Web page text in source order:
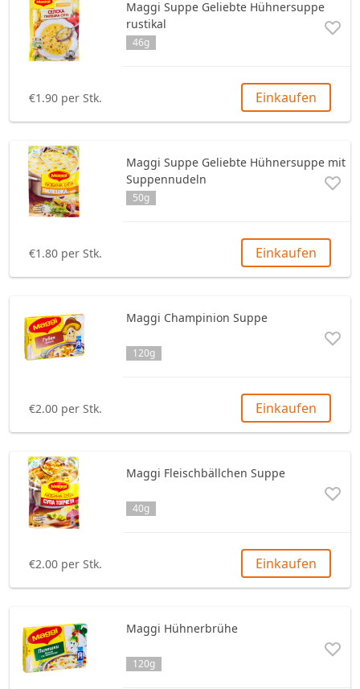
Pastete
Andere
Schokolade
Türkisches Lokum
Andere
Fisch
Fleisch
Bake Rolls
Andere
Maggi Suppe Geliebte Hühnersuppe
rustikal
46g
€1.90 per Stk. Einkaufen
Maggi Suppe Geliebte Hühnersuppe mit
Suppennudeln
50g
€1.80 per Stk. Einkaufen
Maggi Champinion Suppe
120g
€2.00 per Stk. Einkaufen
Maggi Fleischbällchen Suppe
40g
€2.00 per Stk. Einkaufen
Maggi Hühnerbrühe
120g